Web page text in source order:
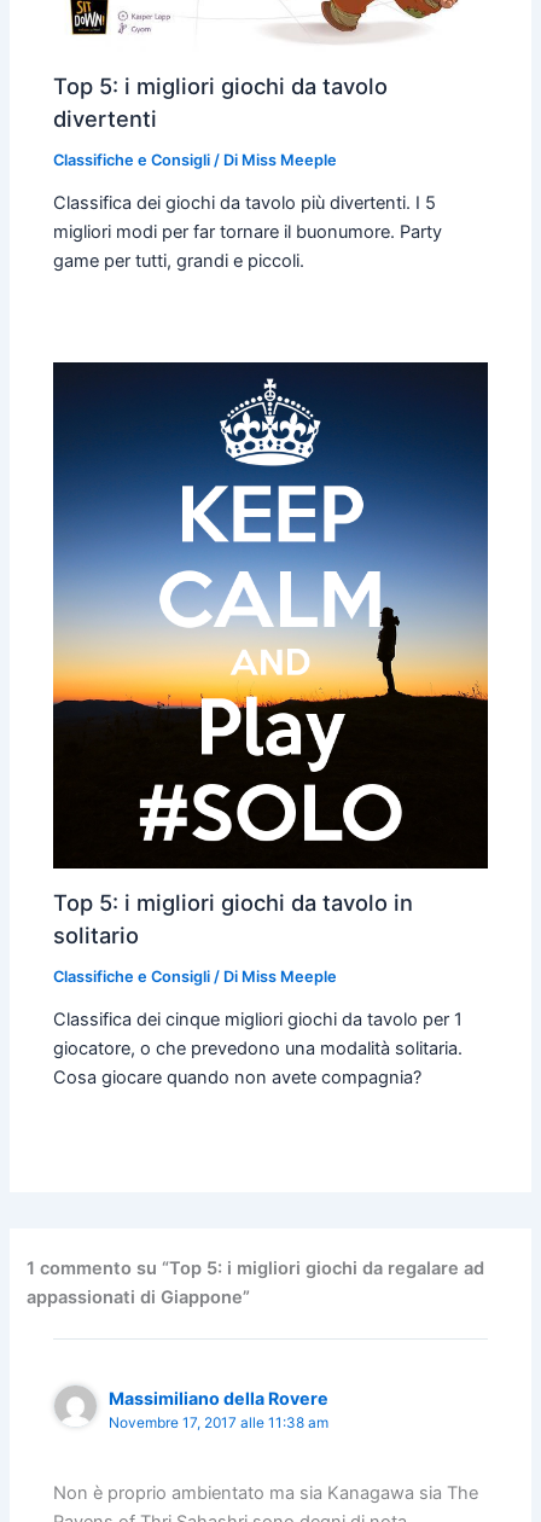
Top 5: i migliori giochi da tavolo
divertenti
Classifiche e Consigli / Di Miss Meeple
Classifica dei giochi da tavolo più divertenti. I 5
migliori modi per far tornare il buonumore. Party
game per tutti, grandi e piccoli.
Top 5: i migliori giochi da tavolo in
solitario
Classifiche e Consigli / Di Miss Meeple
Classifica dei cinque migliori giochi da tavolo per 1
giocatore, o che prevedono una modalità solitaria.
Cosa giocare quando non avete compagnia?
1 commento su “Top 5: i migliori giochi da regalare ad
appassionati di Giappone”
Massimiliano della Rovere
Novembre 17, 2017 alle 11:38 am
Non è proprio ambientato ma sia Kanagawa sia The